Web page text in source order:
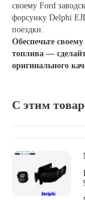
своему Ford
форсунку Delphi
поездки.
Обеспечьте
топлива —
оригинального
С этим